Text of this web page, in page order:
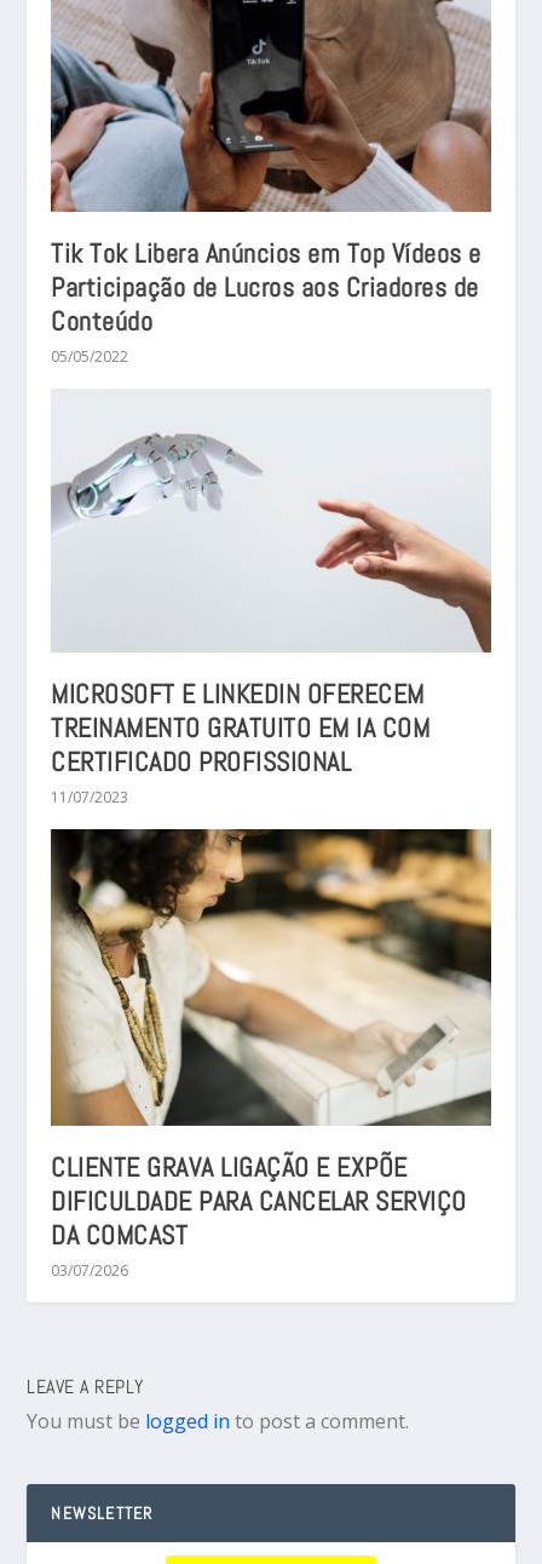
Tik Tok Libera Anúncios em Top Vídeos e
Participação de Lucros aos Criadores de
Conteúdo
05/05/2022
MICROSOFT E LINKEDIN OFERECEM
TREINAMENTO GRATUITO EM IA COM
CERTIFICADO PROFISSIONAL
11/07/2023
CLIENTE GRAVA LIGAÇÃO E EXPÕE
DIFICULDADE PARA CANCELAR SERVIÇO
DA COMCAST
03/07/2026
LEAVE A REPLY
You must be logged in to post a comment.
NEWSLETTER